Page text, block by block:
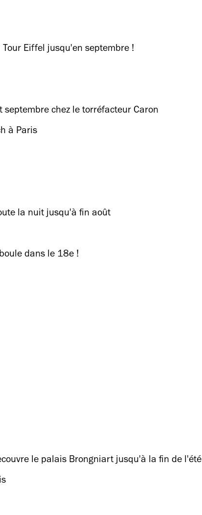
Eiffel jusqu'en septembre !
chez le torréfacteur Caron
à Paris
la nuit jusqu'à fin août
dans le 18e !
le palais Brongniart jusqu'à la fin de l'été